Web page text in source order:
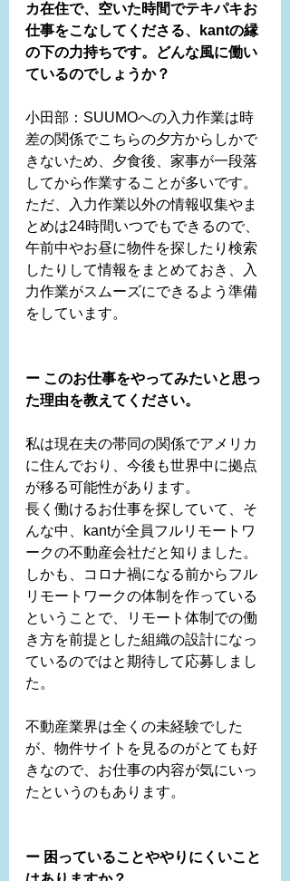
カ在住で、空いた時間でテキパキお
仕事をこなしてくださる、kantの縁
の下の力持ちです。どんな風に働い
ているのでしょうか？
小田部：SUUMOへの入力作業は時
差の関係でこちらの夕方からしかで
きないため、夕食後、家事が一段落
してから作業することが多いです。
ただ、入力作業以外の情報収集やま
とめは24時間いつでもできるので、
午前中やお昼に物件を探したり検索
したりして情報をまとめておき、入
力作業がスムーズにできるよう準備
をしています。
ー このお仕事をやってみたいと思っ
た理由を教えてください。
私は現在夫の帯同の関係でアメリカ
に住んでおり、今後も世界中に拠点
が移る可能性があります。
長く働けるお仕事を探していて、そ
んな中、kantが全員フルリモートワ
ークの不動産会社だと知りました。
しかも、コロナ禍になる前からフル
リモートワークの体制を作っている
ということで、リモート体制での働
き方を前提とした組織の設計になっ
ているのではと期待して応募しまし
た。
不動産業界は全くの未経験でした
が、物件サイトを見るのがとても好
きなので、お仕事の内容が気にいっ
たというのもあります。
ー 困っていることややりにくいこと